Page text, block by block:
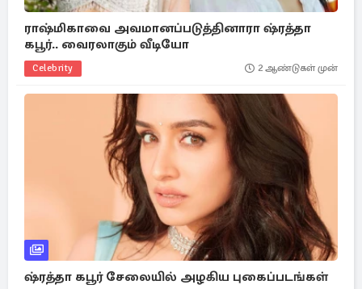
ராஷ்மிகாவை அவமானப்படுத்தினாரா ஷ்ரத்தா
கபூர்.. வைரலாகும் வீடியோ
Celebrity 2 ஆண்டுகள் முன்
ஷ்ரத்தா கபூர் சேலையில் அழகிய புகைப்படங்கள்